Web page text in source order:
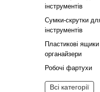
інструментів
Сумки-скрутки
інструментів
Пластикові
органайзери
Робочі фартухи
Всі категорії